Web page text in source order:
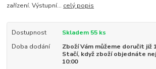
zařízení. Výstupní... celý popis
Dostupnost
Skladem 55 ks
Doba dodání
Zboží Vám můžeme doručit již
Stačí, když zboží objednáte
10:00